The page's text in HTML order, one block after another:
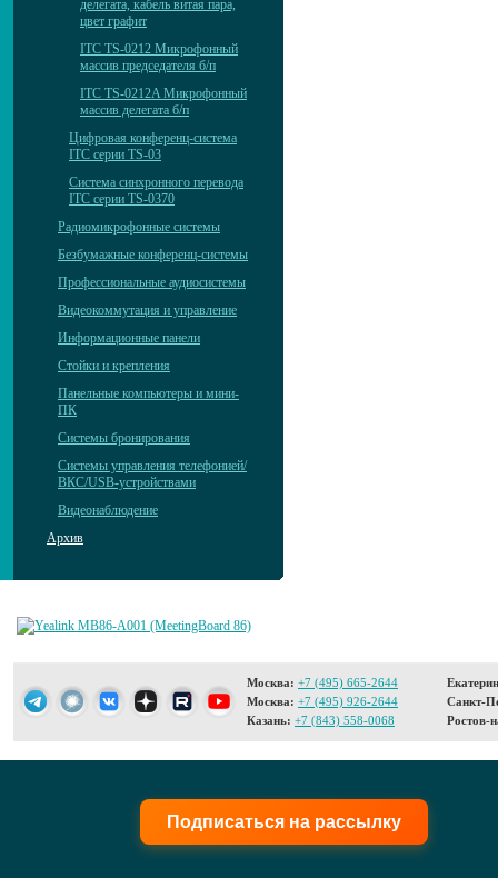
делегата, кабель витая пара,
цвет графит
ITC TS-0212 Микрофонный
массив председателя б/п
ITC TS-0212A Микрофонный
массив делегата б/п
Цифровая конференц-система
ITC серии TS-03
Система синхронного перевода
ITC серии TS-0370
Радиомикрофонные системы
Безбумажные конференц-системы
Профессиональные аудиосистемы
Видеокоммутация и управление
Информационные панели
Стойки и крепления
Панельные компьютеры и мини-
ПК
Системы бронирования
Системы управления телефонией/
ВКС/USB-устройствами
Видеонаблюдение
Архив
Москва: +7 (495) 665-2644
Москва: +7 (495) 926-2644
Казань: +7 (843) 558-0068
Санкт-
Ростов-
Подписаться на рассылку